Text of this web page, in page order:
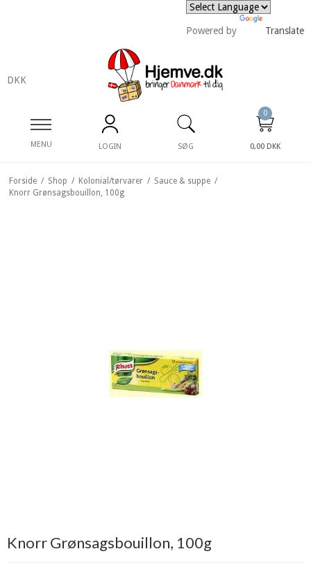
Powered by Translate
DKK
MENU LOGIN SØG
0
0,00 DKK
Forside / Shop / Kolonial/tørvarer / Sauce & suppe /
Knorr Grønsagsbouillon, 100g
Knorr Grønsagsbouillon, 100g